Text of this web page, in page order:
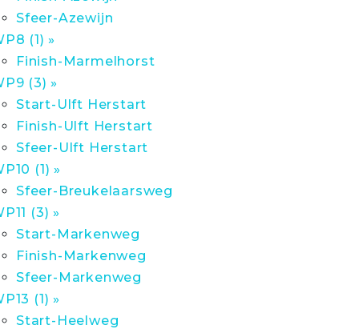
Sfeer-Azewijn
(1) »
Finish-Marmelhorst
(3) »
Start-Ulft Herstart
Finish-Ulft Herstart
Sfeer-Ulft Herstart
(1) »
Sfeer-Breukelaarsweg
(3) »
Start-Markenweg
Finish-Markenweg
Sfeer-Markenweg
(1) »
Start-Heelweg